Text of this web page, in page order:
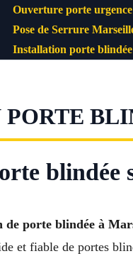
Ouverture porte
Pose de Serrure
Installation porte
blindée
de porte blindée à
et fiable de portes